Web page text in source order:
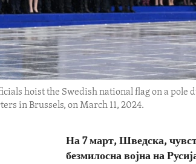
hoist the Swedish national flag on a
in Brussels, on March 11, 2024.
На 7 март, Шведска,
безмилосна војна на